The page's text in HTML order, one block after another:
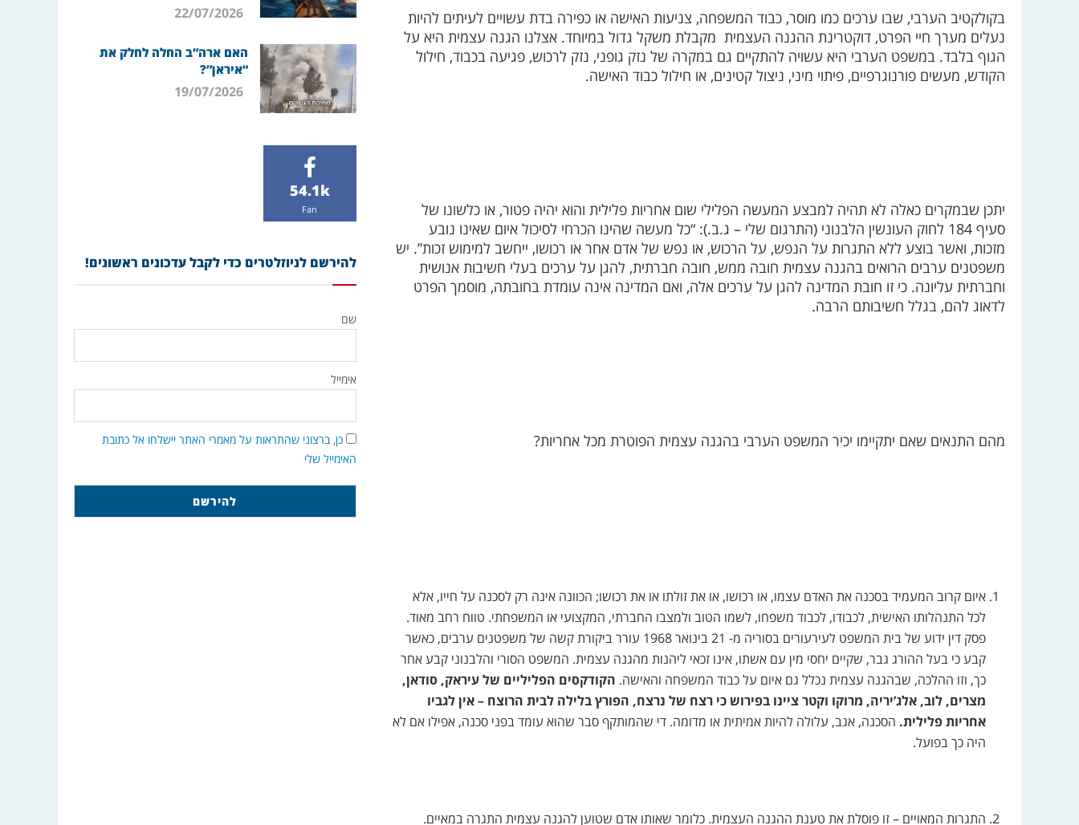
בקולקטיב הערבי, שבו ערכים כמו מוסר, כבוד המשפחה, צניעות האישה או כפירה בדת עשויים לעיתים להיות
נעלים מערך חיי הפרט, דוקטרינת ההגנה העצמית מקבלת משקל גדול במיוחד. אצלנו הגנה עצמית היא על
הגוף בלבד. במשפט הערבי היא עשויה להתקיים גם במקרה של נזק גופני, נזק לרכוש, פגיעה בכבוד, חילול
הקודש, מעשים פורנוגרפיים, פיתוי מיני, ניצול קטינים, או חילול כבוד האישה.
יתכן שבמקרים כאלה לא תהיה למבצע המעשה הפלילי שום אחריות פלילית והוא יהיה פטור, או כלשונו של
סעיף 184 לחוק העונשין הלבנוני (התרגום שלי – ג.ב.): “כל מעשה שהינו הכרחי לסיכול איום שאינו נובע
מזכות, ואשר בוצע ללא התגרות על הנפש, על הרכוש, או נפש של אדם אחר או רכושו, ייחשב למימוש זכות”. יש
משפטנים ערבים הרואים בהגנה עצמית חובה ממש, חובה חברתית, להגן על ערכים בעלי חשיבות אנושית
וחברתית עליונה. כי זו חובת המדינה להגן על ערכים אלה, ואם המדינה אינה עומדת בחובתה, מוסמך הפרט
לדאוג להם, בגלל חשיבותם הרבה.
מהם התנאים שאם יתקיימו יכיר המשפט הערבי בהגנה עצמית הפוטרת מכל אחריות?
איום קרוב המעמיד בסכנה את האדם עצמו, או רכושו, או את זולתו או את רכושו; הכוונה אינה רק לסכנה על חייו, אלא
לכל התנהלותו האישית, לכבודו, לכבוד משפחו, לשמו הטוב ולמצבו החברתי, המקצועי או המשפחתי. טווח רחב מאוד.
פסק דין ידוע של בית המשפט לעירעורים בסוריה מ- 21 בינואר 1968 עורר ביקורת קשה של משפטנים ערבים, כאשר
קבע כי בעל ההורג גבר, שקיים יחסי מין עם אשתו, אינו זכאי ליהנות מהגנה עצמית. המשפט הסורי והלבנוני קבע אחר
כך, וזו ההלכה, שבהגנה עצמית נכלל גם איום על כבוד המשפחה והאישה. הקודקסים הפליליים של עיראק, סודאן,
מצרים, לוב, אלג’יריה, מרוקו וקטר ציינו בפירוש כי רצח של נרצח, הפורץ בלילה לבית הרוצח – אין לגביו
אחריות פלילית. הסכנה, אגב, עלולה להיות אמיתית או מדומה. די שהמותקף סבר שהוא עומד בפני סכנה, אפילו אם לא
היה כך בפועל.
התגרות המאויים – זו פוסלת את טענת ההגנה העצמית. כלומר שאותו אדם שטוען להגנה עצמית התגרה במאיים.
22/07/2026
האם ארה”ב החלה לחלק את
“איראן”?
19/07/2026
54.1k
Fan
להירשם לניוזלטרים כדי לקבל עדכונים ראשונים!
שם
אימייל
כן, ברצוני שהתראות על מאמרי האתר יישלחו אל כתובת
האימייל שלי